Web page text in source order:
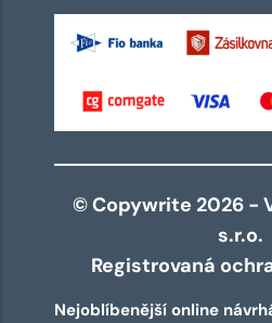
© Copywrite 2026 -
s.r.o.
Registrovaná
Nejoblíbenější online